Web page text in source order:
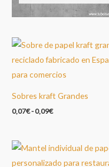
Sobres kraft Grandes
0,07€-0,09€